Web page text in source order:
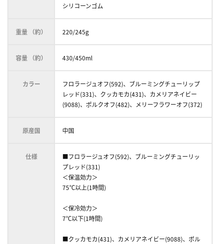
シリコーンゴム
重量 （約） 220/245g
容量 （約） 430/450ml
カラー
フロラージュオフ(592)、ブルーミングチューリップ
レッド(331)、クッカモカ(431)、カメリアネイビー
(9088)、ポルクオフ(482)、メリーフラワーオフ(372)
原産国 中国
仕様
■フロラージュオフ(592)、ブルーミングチューリッ
プレッド(331)
＜保温効力＞
75℃以上(1時間)
＜保冷効力＞
7℃以下(1時間)
■クッカモカ(431)、カメリアネイビー(9088)、ポル